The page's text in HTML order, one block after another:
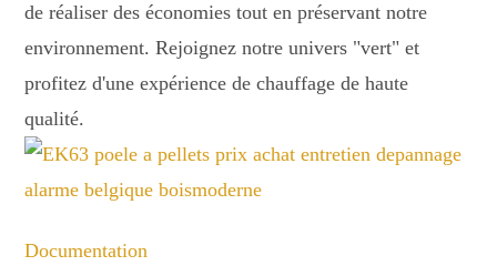
de réaliser des économies tout en préservant notre
environnement. Rejoignez notre univers "vert" et
profitez d'une expérience de chauffage de haute
qualité.
Documentation